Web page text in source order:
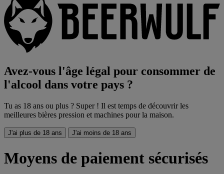
Avez-vous l'âge légal pour consommer de
l'alcool dans votre pays ?
Tu as 18 ans ou plus ? Super ! Il est temps de découvrir les
meilleures bières pression et machines pour la maison.
J'ai plus de 18 ans J'ai moins de 18 ans
Moyens de paiement sécurisés